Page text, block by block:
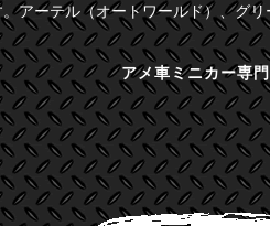
アーテル（オートワールド）、グ
アメ車ミニカー専